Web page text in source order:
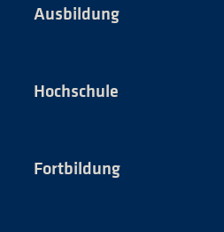
Ausbildung
Hochschule
Fortbildung